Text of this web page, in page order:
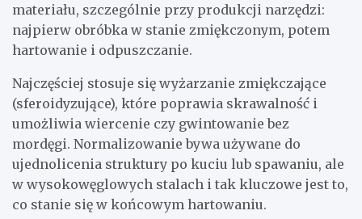
materiału, szczególnie przy produkcji narzędzi:
najpierw obróbka w stanie zmiękczonym, potem
hartowanie i odpuszczanie.
Najczęściej stosuje się wyżarzanie zmiękczające
(sferoidyzujące), które poprawia skrawalność i
umożliwia wiercenie czy gwintowanie bez
mordęgi. Normalizowanie bywa używane do
ujednolicenia struktury po kuciu lub spawaniu, ale
w wysokowęglowych stalach i tak kluczowe jest to,
co stanie się w końcowym hartowaniu.